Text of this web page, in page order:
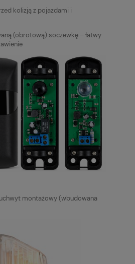
kolizją z pojazdami i
(obrotową) soczewkę – łatwy
montażowy (wbudowana